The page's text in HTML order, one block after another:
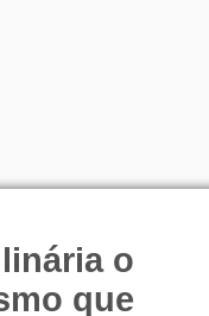
o
que